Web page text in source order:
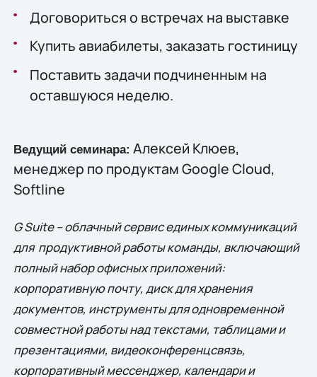
Договориться о встречах на выставке
Купить авиабилеты, заказать гостиницу
Поставить задачи подчиненным на
оставшуюся неделю.
Ведущий семинара: Алексей Клюев,
менеджер по продуктам Google Cloud,
Softline
G Suite – облачный сервис единых коммуникаций
для продуктивной работы команды, включающий
полный набор офисных приложений:
корпоративную почту, диск для хранения
документов, инструменты для одновременной
совместной работы над текстами, таблицами и
презентациями, видеоконференцсвязь,
корпоративный мессенджер, календари и